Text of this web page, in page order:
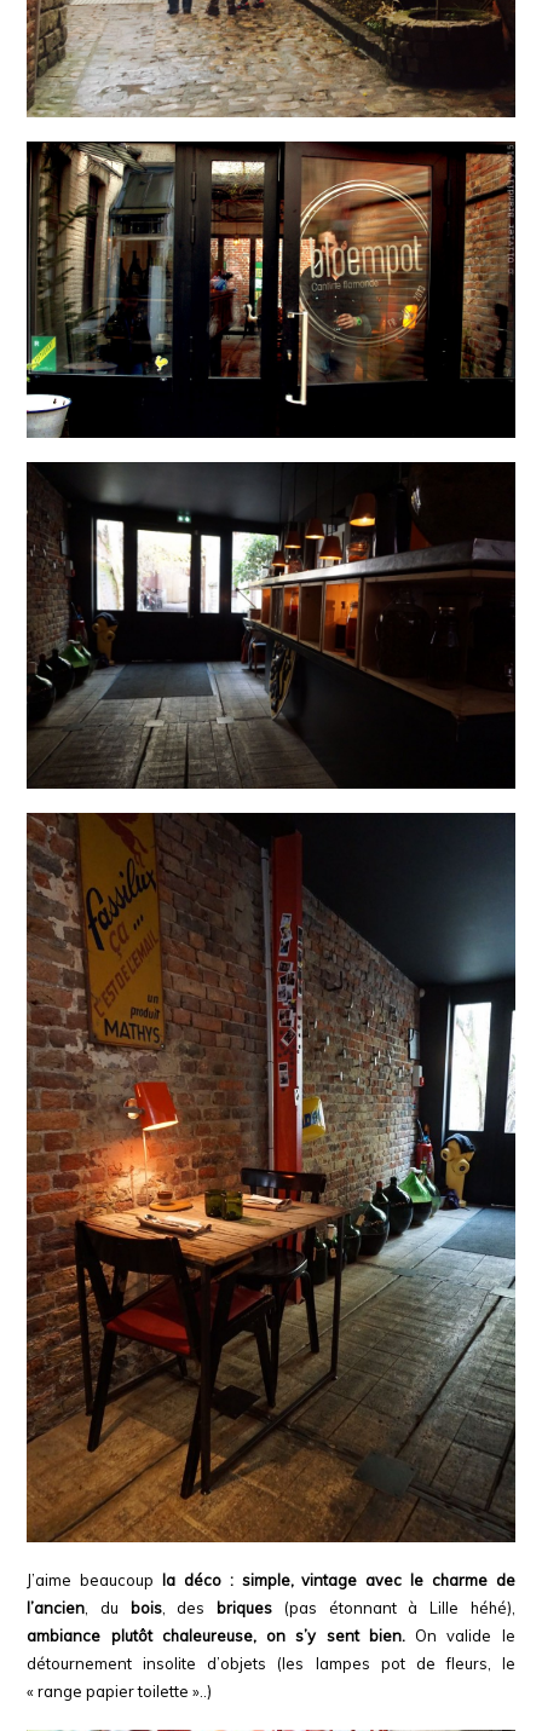
J’aime beaucoup la déco : simple, vintage avec le charme de
l’ancien , du bois, des briques (pas étonnant à Lille héhé),
ambiance plutôt chaleureuse, on s’y sent bien.On valide le
détournement insolite d’objets (les lampes pot de fleurs, le
« range papier toilette »..)